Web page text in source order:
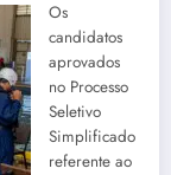
Os
candidatos
aprovados
no Processo
Seletivo
Simplificado
referente ao